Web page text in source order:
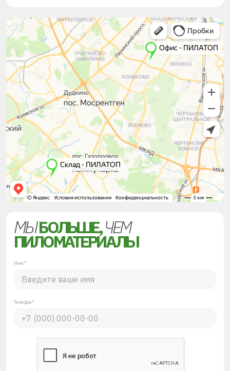
МЫБОЛЬШЕ,ЧЕМ
ПИЛОМАТЕРИАЛЫ
Имя*
Телефон*